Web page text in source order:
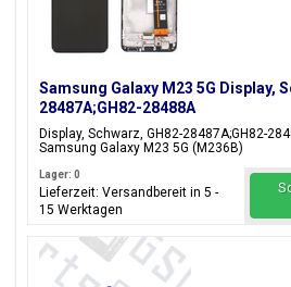
Samsung Galaxy M23 5G Display,
28487A;GH82-28488A
Display, Schwarz, GH82-28487A;GH82-
Samsung Galaxy M23 5G (M236B)
Lager: 0
Lieferzeit: Versandbereit in 5 -
15 Werktagen